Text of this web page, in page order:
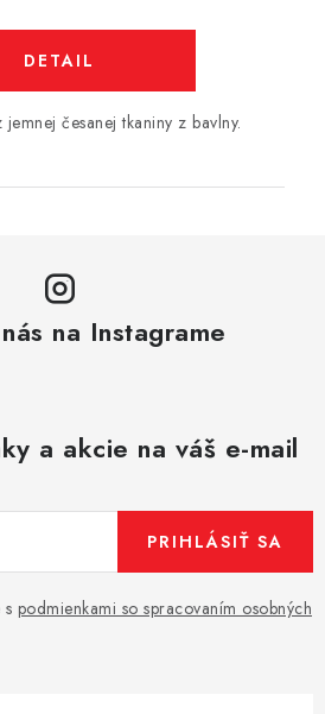
DETAIL
česanej tkaniny z bavlny.
na Instagrame
a akcie na váš e-mail
podmienkami so spracovaním osobných
PRIHLÁSIŤ SA